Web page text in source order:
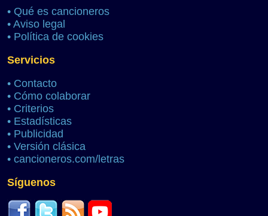
• Qué es cancioneros
• Aviso legal
• Política de cookies
Servicios
• Contacto
• Cómo colaborar
• Criterios
• Estadísticas
• Publicidad
• Versión clásica
• cancioneros.com/letras
Síguenos